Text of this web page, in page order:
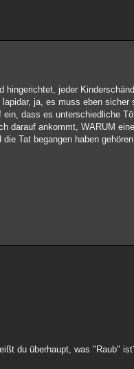
hingerichtet, jeder
ja, es muss eben
dass es unterschiedliche
darauf ankommt, WARUM
Tat begangen haben
du überhaupt, was "Raub"